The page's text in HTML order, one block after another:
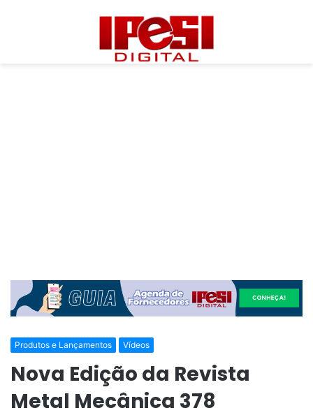
Produtos e Lançamentos Vídeos
Nova Edição da Revista
Metal Mecânica 378